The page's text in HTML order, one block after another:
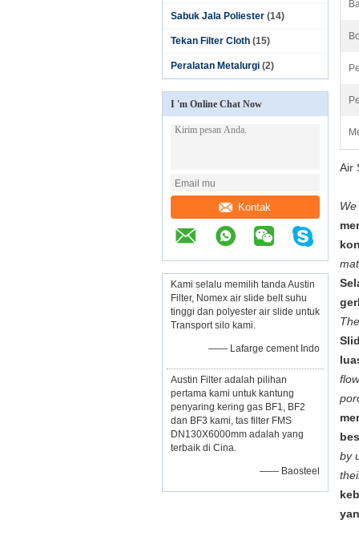
Sabuk Jala Poliester (14)
Tekan Filter Cloth (15)
Peralatan Metalurgi (2)
I 'm Online Chat Now
Kontak
Kami selalu memilih tanda Austin
Filter, Nomex air slide belt suhu
tinggi dan polyester air slide untuk
Transport silo kami.
—— Lafarge cement Indo
Austin Filter adalah pilihan
pertama kami untuk kantung
penyaring kering gas BF1, BF2
dan BF3 kami, tas filter FMS
DN130X6000mm adalah yang
terbaik di Cina.
—— Baosteel
Air
by